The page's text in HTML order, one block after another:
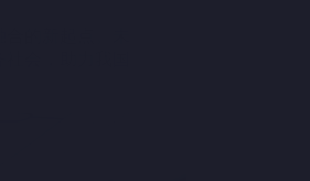
的新起点。未
会，助力我国